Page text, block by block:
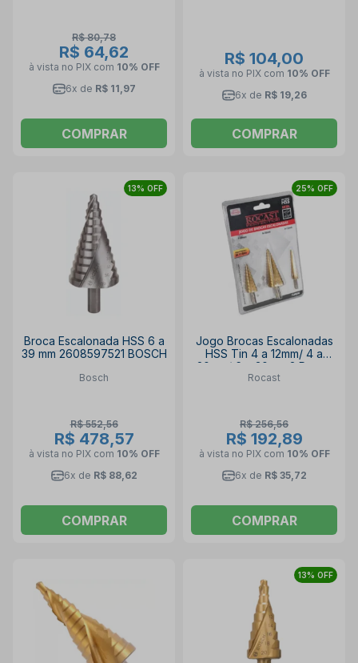
R$ 80,78
R$ 64,62
à vista no PIX com 10% OFF
6x de R$ 11,97
COMPRAR
R$ 104,00
à vista no PIX com 10% OFF
6x de R$ 19,26
COMPRAR
13% OFF
Broca Escalonada HSS 6 a
39 mm 2608597521 BOSCH
Bosch
R$ 552,56
R$ 478,57
à vista no PIX com 10% OFF
6x de R$ 88,62
COMPRAR
25% OFF
Jogo Brocas Escalonadas
HSS Tin 4 a 12mm/ 4 a
20mm/ 6 a 30mm 3 Peças
170,0004 ROCAST
Rocast
R$ 256,56
R$ 192,89
à vista no PIX com 10% OFF
6x de R$ 35,72
COMPRAR
13% OFF